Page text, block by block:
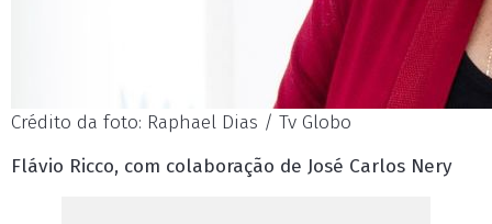
Crédito da foto: Raphael Dias / Tv Globo
Flávio Ricco, com colaboração de José Carlos Nery